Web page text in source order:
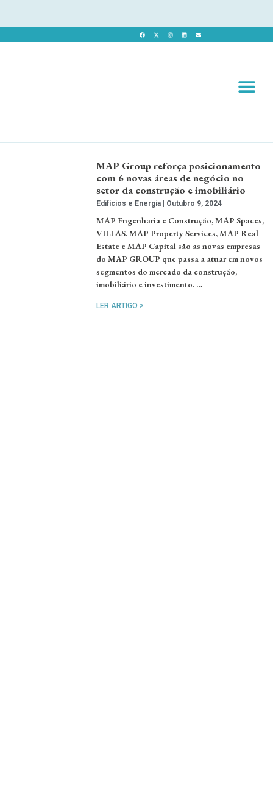
MAP Group reforça posicionamento
com 6 novas áreas de negócio no
setor da construção e imobiliário
Edifícios e Energia Outubro 9, 2024
MAP Engenharia e Construção, MAP Spaces,
VILLAS, MAP Property Services, MAP Real
Estate e MAP Capital são as novas empresas
do MAP GROUP que passa a atuar em novos
segmentos do mercado da construção,
imobiliário e investimento. …
LER ARTIGO >